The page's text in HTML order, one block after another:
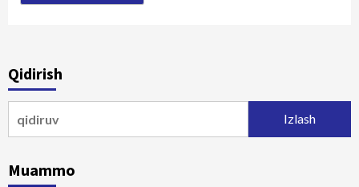
Qidirish
Muammo